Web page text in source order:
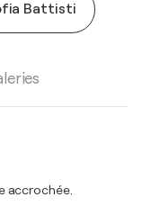
Battisti
accrochée.